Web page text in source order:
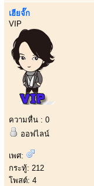
เฮียจั๊ก
VIP
ความหื่น : 0
ออฟไลน์
เพศ:
กระทู้: 212
โพสต์: 4